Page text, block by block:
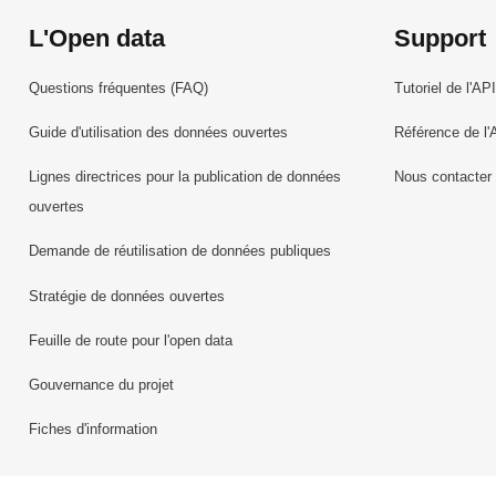
L'Open data
Questions fréquentes (FAQ)
Guide d'utilisation des données ouvertes
Lignes directrices pour la publication de données
ouvertes
Demande de réutilisation de données publiques
Stratégie de données ouvertes
Feuille de route pour l'open data
Gouvernance du projet
Fiches d'information
Support
Tutoriel de l'API
Référence de
Nous contacter